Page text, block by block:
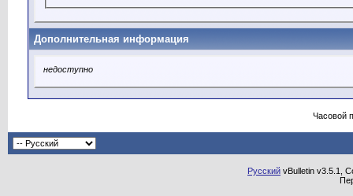
Дополнительная информация
недоступно
Часовой
Русский vBulletin v3.5.1,